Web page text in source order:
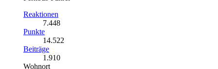
Reaktionen
7.448
Punkte
14.522
Beiträge
1.910
Wohnort